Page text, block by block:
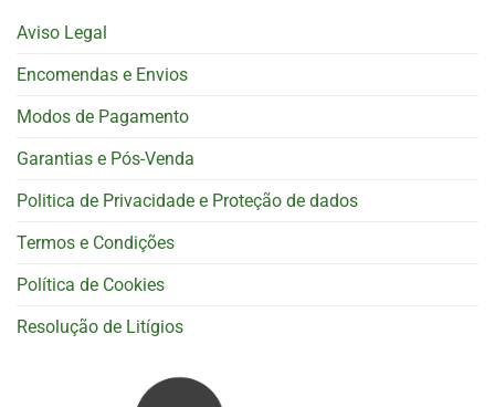
Aviso Legal
Encomendas e Envios
Modos de Pagamento
Garantias e Pós-Venda
Politica de Privacidade e Proteção de dados
Termos e Condições
Política de Cookies
Resolução de Litígios